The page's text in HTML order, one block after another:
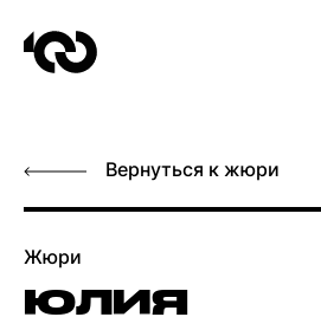
Вернуться к жюри
Жюри
ЮЛИЯ